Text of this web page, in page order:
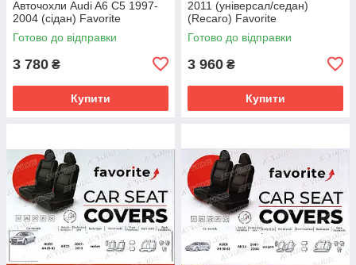
Авточохли Audi A6 C5 1997-
2004 (сідан) Favorite
Готово до відправки
3 780 ₴
Купити
2011 (універсал/седан)
(Recaro) Favorite
Готово до відправки
3 960 ₴
Купити